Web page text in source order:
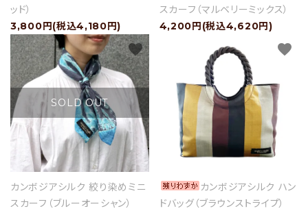
ッド）
3,800円(税込4,180円)
スカーフ（マルベリーミックス）
4,200円(税込4,620円)
SOLD OUT
カンボジアシルク 絞り染めミニ
スカーフ（ブルーオーシャン）
favorite
カンボジアシルク ハン
ドバッグ（ブラウンストライプ）
favorite